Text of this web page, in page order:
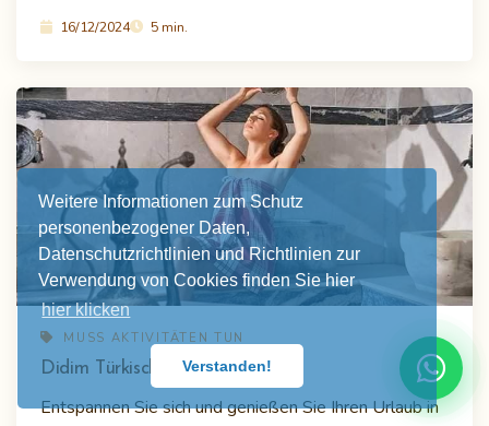
Weitere Informationen zum Schutz
personenbezogener Daten,
Datenschutzrichtlinien und Richtlinien zur
Verwendung von Cookies finden Sie hier
hier klicken
Verstanden!
16/12/2024 5 min.
MUSS AKTIVITÄTEN TUN
Didim Türkisches Bad
Entspannen Sie sich und genießen Sie Ihren Urlaub in